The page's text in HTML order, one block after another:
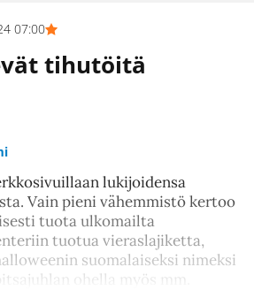
07:00
tihutöitä
lukijoidensa
Vain pieni vähemmistö kertoo
tuota ulkomailta
tuotua vieraslajiketta,
suomalaiseksi nimeksi
ohella myös mm.